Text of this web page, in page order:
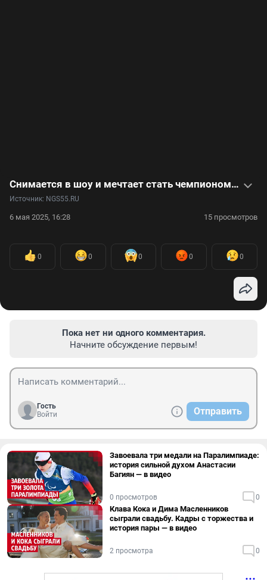
Снимается в шоу и мечтает стать чемпионом: как живет 13-летний роллер-спортсмен. Видео
Источник: NGS55.RU
6 мая 2025, 16:28 15 просмотров
0 0 0 0 0
Пока нет ни одного комментария.
Начните обсуждение первым!
Гость
Войти
Отправить
Завоевала три медали на Паралимпиаде:
история сильной духом Анастасии
Багиян — в видео
0 просмотров 0
Клава Кока и Дима Масленников
сыграли свадьбу. Кадры с торжества и
история пары — в видео
2 просмотра 0